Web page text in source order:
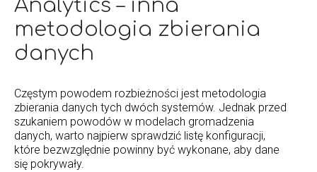
Analytics – inna
metodologia zbierania
danych
Częstym powodem rozbieżności jest metodologia
zbierania danych tych dwóch systemów. Jednak przed
szukaniem powodów w modelach gromadzenia
danych, warto najpierw sprawdzić listę konfiguracji,
które bezwzględnie powinny być wykonane, aby dane
się pokrywały.